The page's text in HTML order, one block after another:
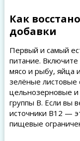
Как
добавки
Первый и самый
питание.
мясо и рыбу, яйца
зелёные
цельнозерновые и
группы B. Если вы
источники B12 —
пищевые